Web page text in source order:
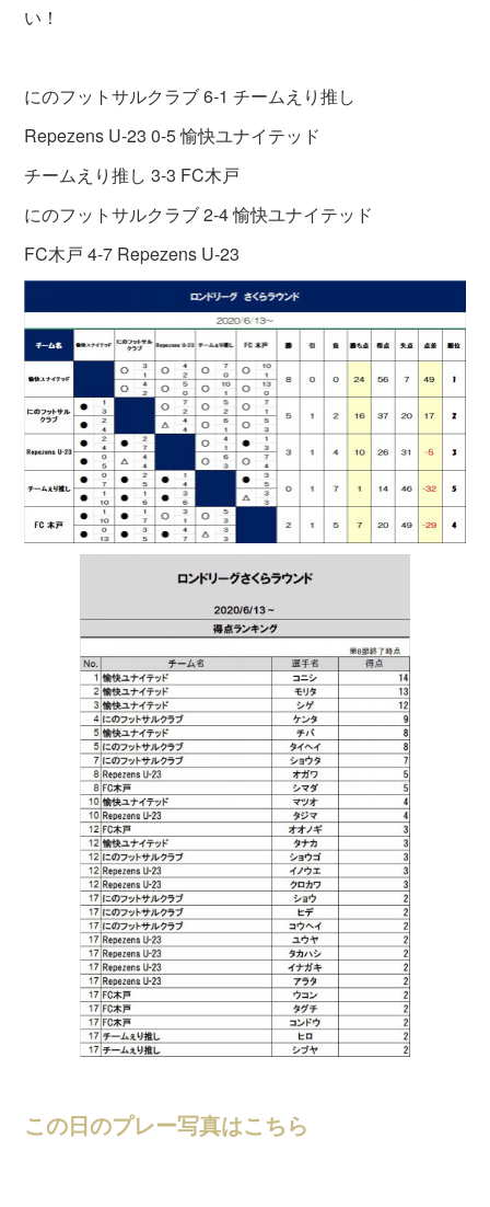
い！
にのフットサルクラブ 6-1 チームえり推し
Repezens U-23 0-5 愉快ユナイテッド
チームえり推し 3-3 FC木戸
にのフットサルクラブ 2-4 愉快ユナイテッド
FC木戸 4-7 Repezens U-23
この日のプレー写真はこちら